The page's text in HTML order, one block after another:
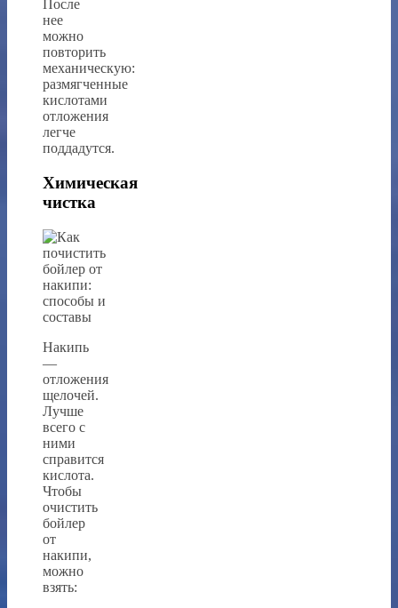
После
нее
можно
повторить
механическую:
размягченные
кислотами
отложения
легче
поддадутся.
Химическая
чистка
Накипь
—
отложения
щелочей.
Лучше
всего с
ними
справится
кислота.
Чтобы
очистить
бойлер
от
накипи,
можно
взять: